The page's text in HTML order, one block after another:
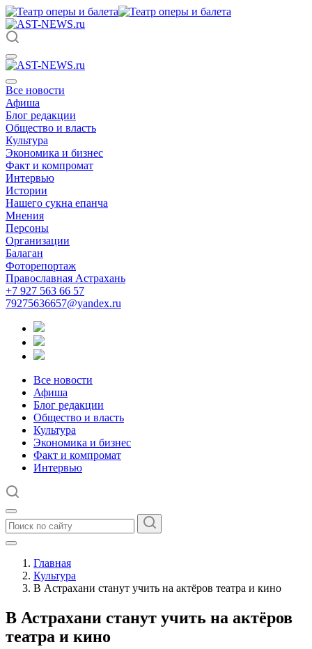
Все новости
Афиша
Блог редакции
Общество и власть
Культура
Экономика и бизнес
Факт и компромат
Интервью
Истории
Нашего сукна епанча
Мнения
Персоны
Организации
Балаган
Фоторепортаж
Православная Астрахань
+7 927 563 66 57
79275636657@yandex.ru
Все новости
Афиша
Блог редакции
Общество и власть
Культура
Экономика и бизнес
Факт и компромат
Интервью
Главная
Культура
В Астрахани станут учить на актёров театра и кино
В Астрахани станут учить на актёров
театра и кино